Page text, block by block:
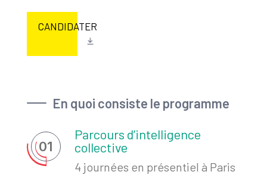
CANDIDATER
En quoi consiste le programme
01
Parcours d’intelligence
collective
4 journées en présentiel à Paris